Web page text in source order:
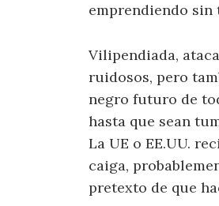
emprendiendo sin
Vilipendiada,
ruidosos, pero
negro futuro de
hasta que sean
La UE o EE.UU.
caiga,
pretexto de que